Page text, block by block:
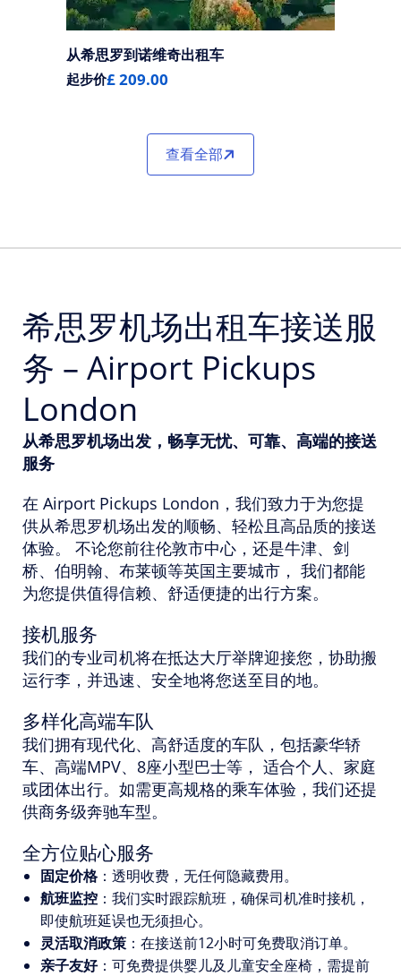
从希思罗到诺维奇出租车
起步价£ 209.00
查看全部
希思罗机场出租车接送服
务 – Airport Pickups
London
从希思罗机场出发，畅享无忧、可靠、高端的接送
服务
在 Airport Pickups London，我们致力于为您提
供从希思罗机场出发的顺畅、轻松且高品质的接送
体验。 不论您前往伦敦市中心，还是牛津、剑
桥、伯明翰、布莱顿等英国主要城市， 我们都能
为您提供值得信赖、舒适便捷的出行方案。
接机服务
我们的专业司机将在抵达大厅举牌迎接您，协助搬
运行李，并迅速、安全地将您送至目的地。
多样化高端车队
我们拥有现代化、高舒适度的车队，包括豪华轿
车、高端MPV、8座小型巴士等， 适合个人、家庭
或团体出行。如需更高规格的乘车体验，我们还提
供商务级奔驰车型。
全方位贴心服务
固定价格：透明收费，无任何隐藏费用。
航班监控 ：我们实时跟踪航班，确保司机准时接机，
即使航班延误也无须担心。
灵活取消政策 ：在接送前12小时可免费取消订单。
亲子友好：可免费提供婴儿及儿童安全座椅，需提前